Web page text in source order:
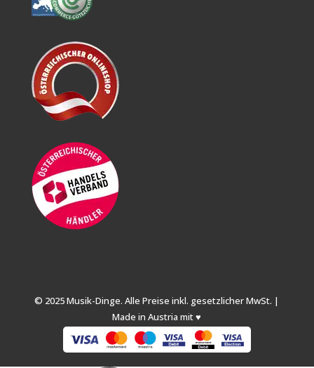
© 2025 Musik-Dinge. Alle Preise inkl. gesetzlicher MwSt. |
Made in Austria mit ♥